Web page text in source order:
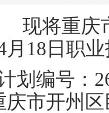
将重庆市
月 18 日职
计划编号：
庆市开州